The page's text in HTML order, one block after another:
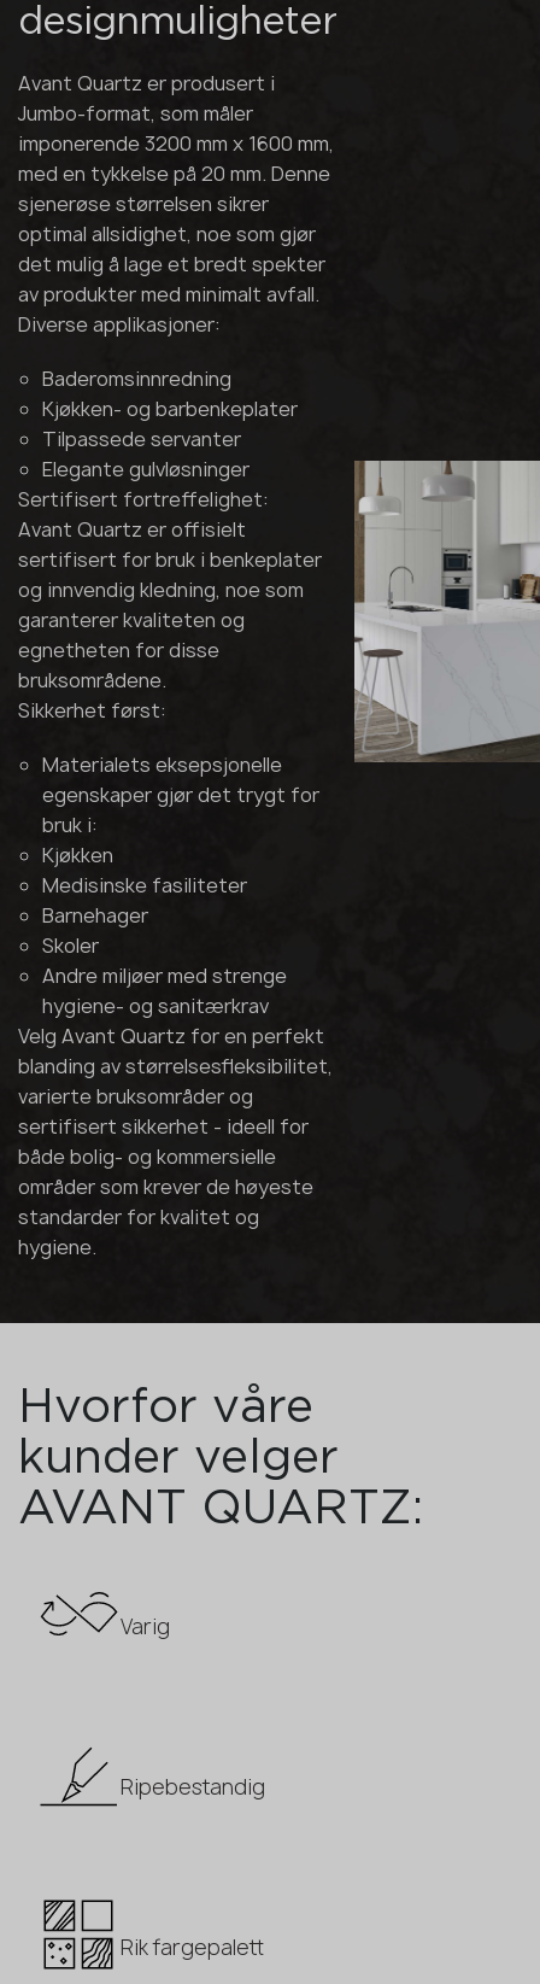
designmuligheter
Avant Quartz er produsert i
Jumbo-format, som måler
imponerende 3200 mm x 1600 mm,
med en tykkelse på 20 mm. Denne
sjenerøse størrelsen sikrer
optimal allsidighet, noe som gjør
det mulig å lage et bredt spekter
av produkter med minimalt avfall.
Diverse applikasjoner:
Baderomsinnredning
Kjøkken- og barbenkeplater
Tilpassede servanter
Elegante gulvløsninger
Sertifisert fortreffelighet:
Avant Quartz er offisielt
sertifisert for bruk i benkeplater
og innvendig kledning, noe som
garanterer kvaliteten og
egnetheten for disse
bruksområdene.
Sikkerhet først:
Materialets eksepsjonelle
egenskaper gjør det trygt for
bruk i:
Kjøkken
Medisinske fasiliteter
Barnehager
Skoler
Andre miljøer med strenge
hygiene- og sanitærkrav
Velg Avant Quartz for en perfekt
blanding av størrelsesfleksibilitet,
varierte bruksområder og
sertifisert sikkerhet - ideell for
både bolig- og kommersielle
områder som krever de høyeste
standarder for kvalitet og
hygiene.
Hvorfor våre
kunder velger
AVANT QUARTZ:
Varig
Ripebestandig
Rik fargepalett